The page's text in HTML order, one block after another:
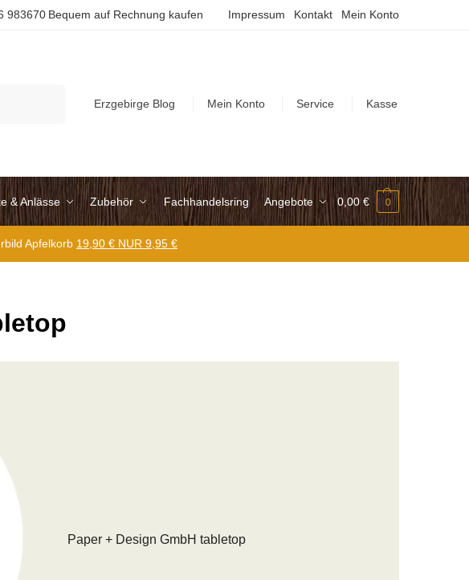
983670 Bequem auf Rechnung kaufen Impressum Kontakt Mein Konto
Erzgebirge Blog Mein Konto Service Kasse
& Anlässe Zubehör Fachhandelsring Angebote 0,00 € 0
Apfelkorb 19,90 € NUR 9,95 €
Paper + Design GmbH tabletop